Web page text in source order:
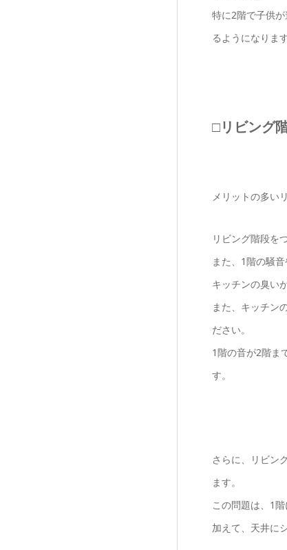
特に2階で子供
るようになります
□リビング
メリットの多い
リビング階段を
また、1階の騒
キッチンの臭い
また、キッチン
ださい。
1階の音が2階ま
す。
さらに、リビン
ます。
この問題は、1
加えて、天井に